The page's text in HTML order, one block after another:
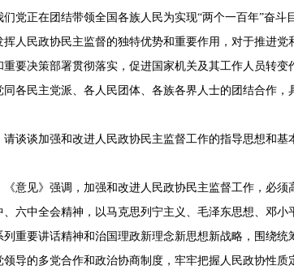
们党正在团结带领全国各族人民为实现“两个一百年”奋
挥人民政协民主监督的独特优势和重要作用，对于推进
重要决策部署贯彻落实，促进国家机关及其工作人员转
同各民主党派、各人民团体、各族各界人士的团结合作，
请谈谈加强和改进人民政协民主监督工作的指导思想和基
《意见》强调，加强和改进人民政协民主监督工作，必
、六中全会精神，以马克思列宁主义、毛泽东思想、邓
列重要讲话精神和治国理政新理念新思想新战略，围绕
领导的多党合作和政治协商制度，牢牢把握人民政协性